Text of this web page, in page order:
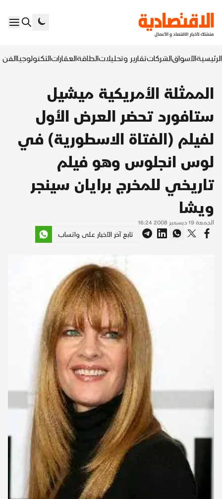
الرئيسيةالأسواقالشركاتتقارير وتحليلاتالطاقةالعقاراتالتكنولوجياالفن
الممثلة الأمريكية ميشيل
ستافورد تحضر العرض الأول
لفيلم (الفتاة الاسطورية) في
لوس انجلوس وهو فيلم
تاريخي للمخرج برايان سينجر
ويشا
الجمعة 19 ديسمبر 2008 16:24
تابع آخر الأخبار على واتساب